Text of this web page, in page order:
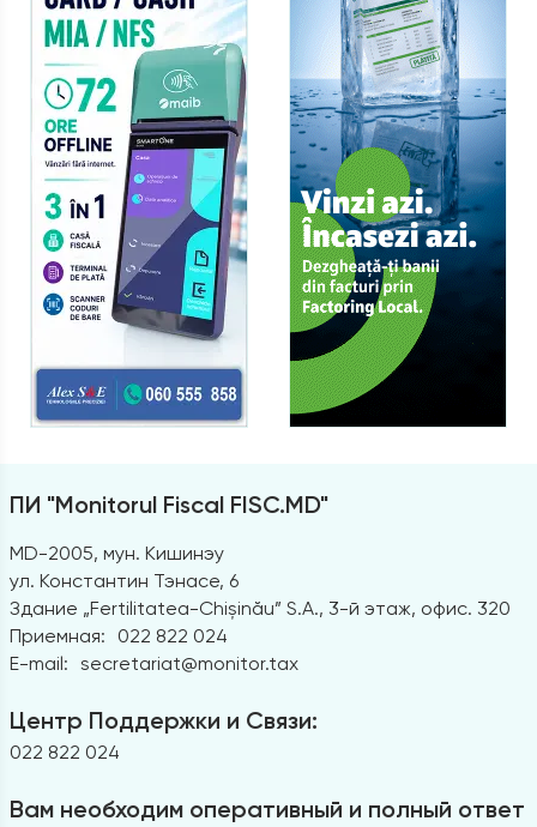
ПИ "Monitorul Fiscal FISC.MD"
MD-2005, мун. Кишинэу
ул. Константин Тэнасе, 6
Здание „Fertilitatea-Chișinău” S.A., 3-й этаж, офис. 320
Приемная:
022 822 024
E-mail: secretariat@monitor.tax
Центр Поддержки и Связи:
022 822 024
Вам необходим оперативный и полный ответ